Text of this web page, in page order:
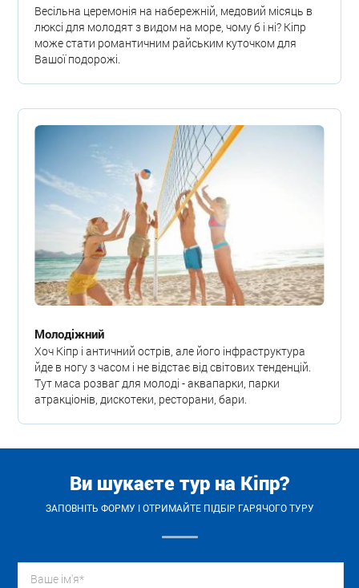
Весільна церемонія на набережній, медовий місяць в
люксі для молодят з видом на море, чому б і ні? Кіпр
може стати романтичним райським куточком для
Вашої подорожі.
Молодіжний
Хоч Кіпр і античний острів, але його інфраструктура
йде в ногу з часом і не відстає від світових тенденцій.
Тут маса розваг для молоді - аквапарки, парки
атракціонів, дискотеки, ресторани, бари.
Ви шукаєте тур на Кіпр?
ЗАПОВНІТЬ ФОРМУ І ОТРИМАЙТЕ ПІДБІР ГАРЯЧОГО ТУРУ